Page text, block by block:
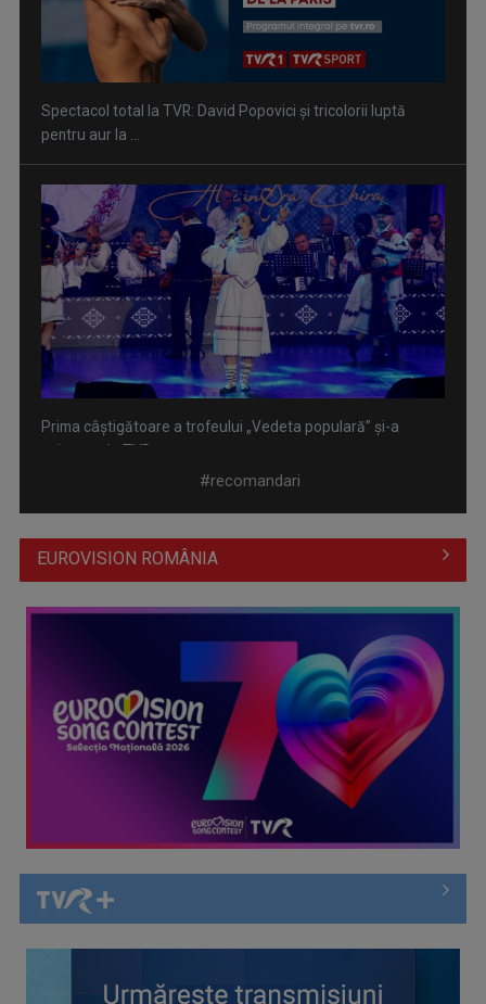
Spectacol total la TVR: David Popovici și tricolorii luptă
Prima câştigătoare a trofeului „Vedeta populară” şi-a
Întâlnire cu jazz-ul autohton, la TVR Cultural: „Contemporan
în România”, un ...
#recomandari
EUROVISION ROMÂNIA